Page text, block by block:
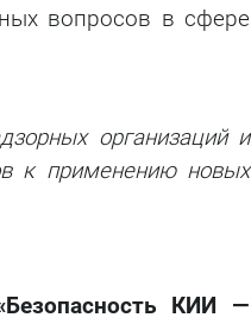
вопросов в сфере
организаций и
к применению новых
КИИ —